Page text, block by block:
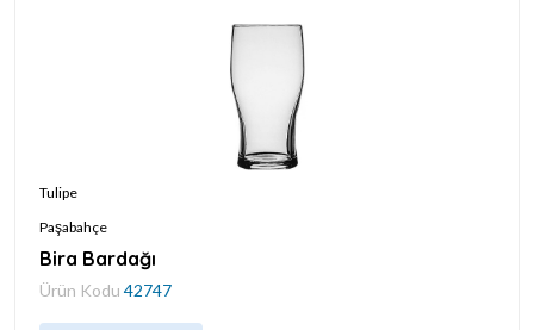
Tulipe
Paşabahçe
Bira Bardağı
Ürün Kodu 42747